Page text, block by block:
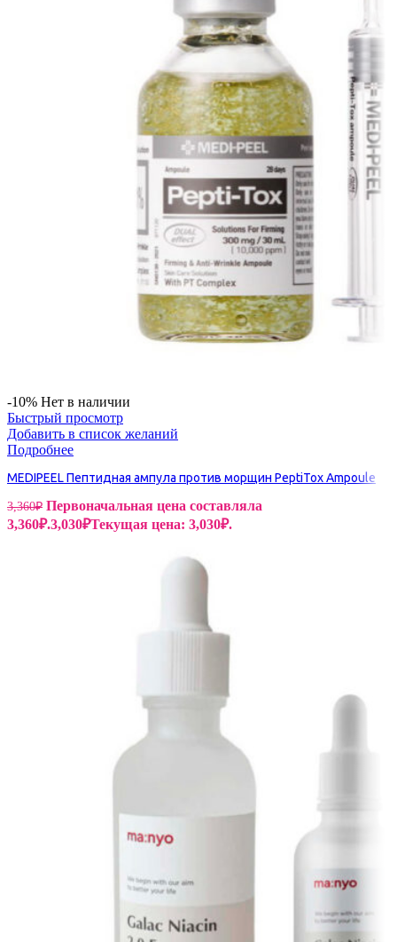
-10% Нет в наличии
Быстрый просмотр
Добавить в список желаний
Подробнее
MEDIPEEL Пептидная ампула против морщин PeptiTox Ampoule
3,360₽ Первоначальная цена составляла
3,360₽.3,030₽Текущая цена: 3,030₽.